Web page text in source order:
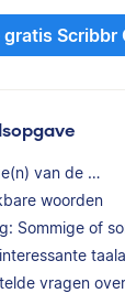
gratis Scribbr
van de …
woorden
Sommige of
vragen